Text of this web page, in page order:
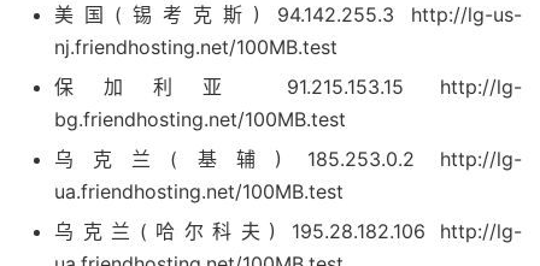
美国(锡考克斯) 94.142.255.3 http://lg-us-
nj.friendhosting.net/100MB.test
保加利亚 91.215.153.15 http://lg-
bg.friendhosting.net/100MB.test
乌克兰(基辅) 185.253.0.2 http://lg-
ua.friendhosting.net/100MB.test
乌克兰(哈尔科夫) 195.28.182.106 http://lg-